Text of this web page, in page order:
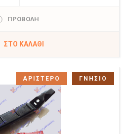
ΠΡΟΒΟΛΗ
ΣΤΟ ΚΑΛΆΘΙ
ΑΡΙΣΤΕΡΟ ΓΝΗΣΙΟ